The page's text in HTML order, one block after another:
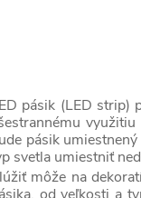
pásik (LED strip)
pásik
svetla umiestniť
môže na